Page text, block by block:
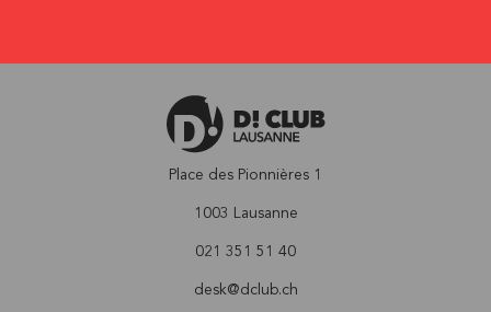
Place des Pionnières 1
1003 Lausanne
021 351 51 40
desk@dclub.ch